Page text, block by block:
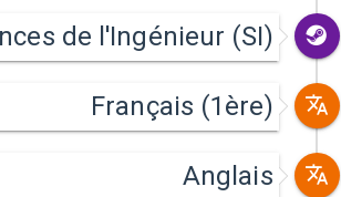
de l'Ingénieur (SI)
Français (1ère)
Anglais